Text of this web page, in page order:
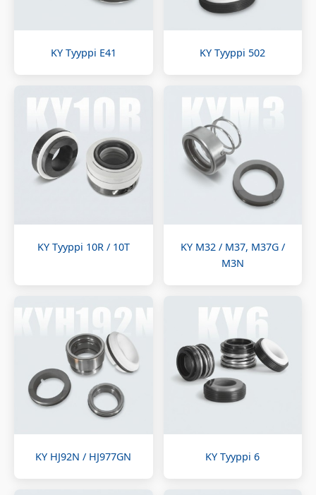
KY Tyyppi E41 KY Tyyppi 502
KY Tyyppi 10R / 10T
KY M32 / M37, M37G /
M3N
KY HJ92N / HJ977GN KY Tyyppi 6